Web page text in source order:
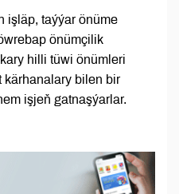
işläp, taýýar önüme
önümçilik
hilli tüwi önümleri
kärhanalary bilen bir
işjeň gatnaşýarlar.